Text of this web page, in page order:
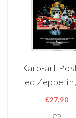
Karo-art
Led
Song Remains
€27,90